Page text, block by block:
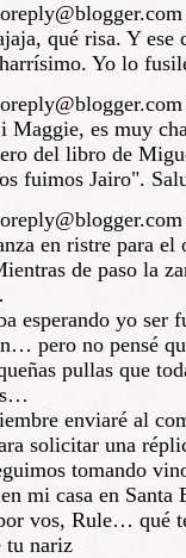
qué risa. Y ese
Yo lo
Maggie, es muy
del libro de
fuimos Jairo".
en ristre para
de paso la
esperando yo ser
pero no pensé
pullas que
enviaré al
solicitar una
tomando
mi casa en Santa
vos, Rule… qué
tu nariz